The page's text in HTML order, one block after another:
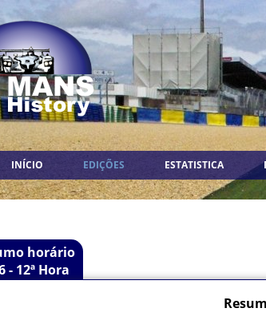
INÍCIO EDIÇÕES ESTATISTICA
horário
- 12ª Hora